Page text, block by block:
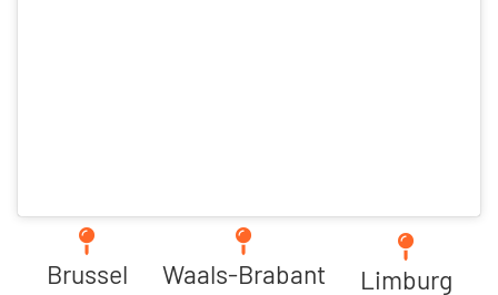
Brussel Waals-Brabant Limburg